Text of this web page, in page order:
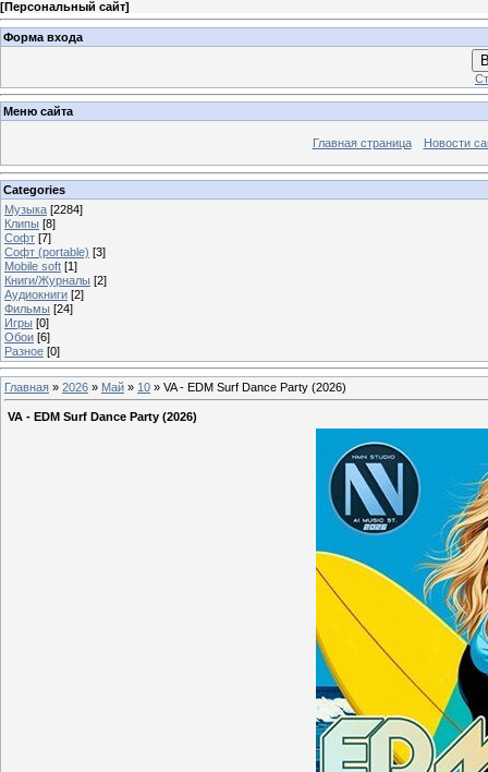
[Персональный сайт]
Форма входа
Меню сайта
Главная страница Новости
Categories
Музыка [2284]
Клипы [8]
Софт [7]
Софт (portable) [3]
Mobile soft [1]
Книги/Журналы [2]
Аудиокниги [2]
Фильмы [24]
Игры [0]
Обои [6]
Разное [0]
Главная » 2026 » Май » 10 » VA - EDM Surf Dance Party (2026)
VA - EDM Surf Dance Party (2026)